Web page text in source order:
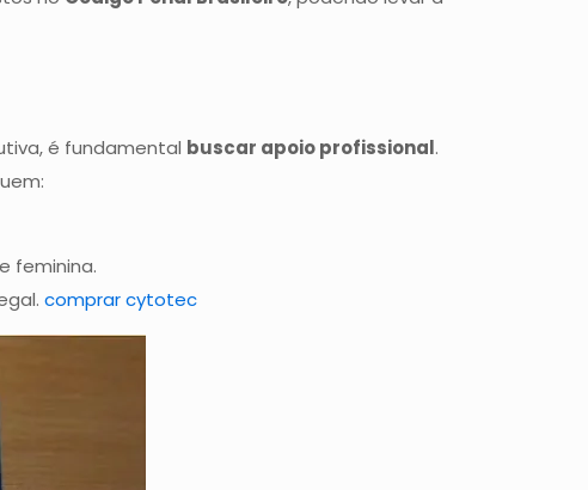
é fundamental buscar apoio profissional.
feminina.
comprar cytotec